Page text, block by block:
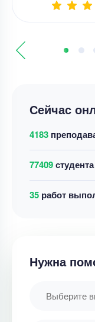
Сейчас
4183
77409студента
35 работ
Нужна
Выберите